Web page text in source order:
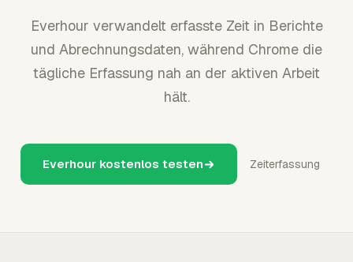
Everhour verwandelt erfasste Zeit in Berichte
und Abrechnungsdaten, während Chrome die
tägliche Erfassung nah an der aktiven Arbeit
hält.
Everhour kostenlos testen Zeiterfassung